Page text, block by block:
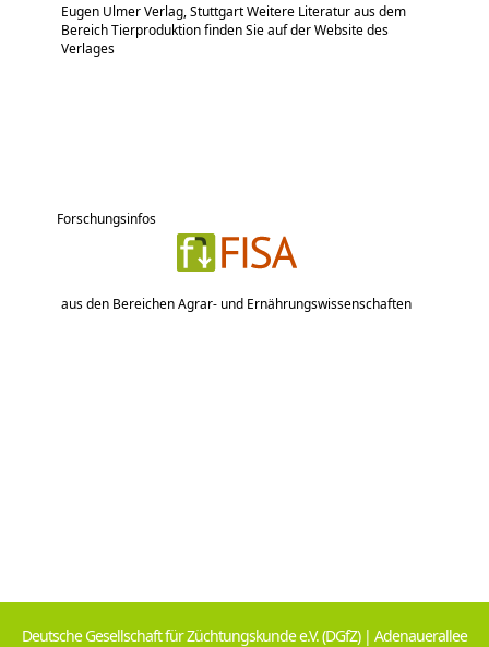
Eugen Ulmer Verlag, Stuttgart Weitere Literatur aus dem
Bereich Tierproduktion finden Sie auf der Website des
Verlages
Forschungsinfos
aus den Bereichen Agrar- und Ernährungswissenschaften
Deutsche Gesellschaft für Züchtungskunde e.V. (DGfZ) | Adenauerallee